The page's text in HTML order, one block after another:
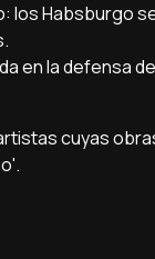
los Habsburgo
en la defensa
cuyas